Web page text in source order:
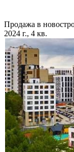
Продажа в
2024 г., 4 кв.